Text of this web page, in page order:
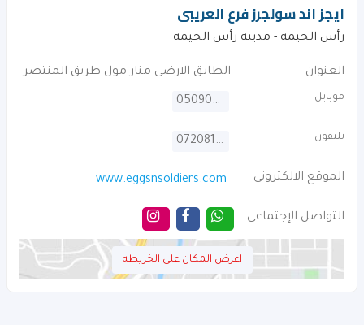
ايجز اند سولجرز فرع العريبى
رأس الخيمة - مدينة رأس الخيمة
العنوان الطابق الارضى منار مول طريق المنتصر
موبايل 0509075796
تليفون 072081448
الموقع الالكترونى www.eggsnsoldiers.com
التواصل الإجتماعى
اعرض المكان على الخريطه